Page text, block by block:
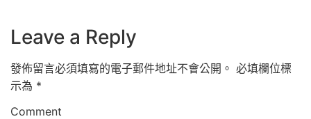
Leave a Reply
發佈留言必須填寫的電子郵件地址不會公開。 必填欄位標
示為 *
Comment